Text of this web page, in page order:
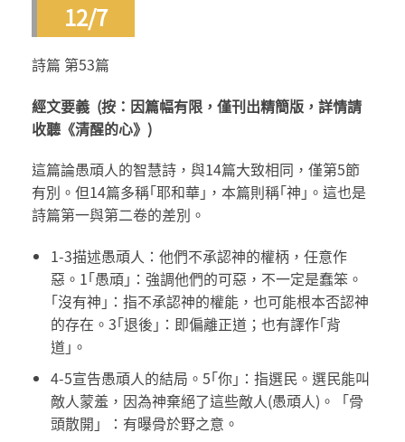
12/7
詩篇 第53篇
經文要義 (按：因篇幅有限，僅刊出精簡版，詳情請
收聽《清醒的心》)
這篇論愚頑人的智慧詩，與14篇大致相同，僅第5節
有別。但14篇多稱｢耶和華｣，本篇則稱｢神｣。這也是
詩篇第一與第二卷的差別。
1-3描述愚頑人：他們不承認神的權柄，任意作
惡。1｢愚頑｣：強調他們的可惡，不一定是蠢笨。
｢沒有神｣：指不承認神的權能，也可能根本否認神
的存在。3｢退後｣：即偏離正道；也有譯作｢背
道｣。
4-5宣告愚頑人的結局。5｢你｣：指選民。選民能叫
敵人蒙羞，因為神棄絕了這些敵人(愚頑人)。「骨
頭散開」：有曝骨於野之意。